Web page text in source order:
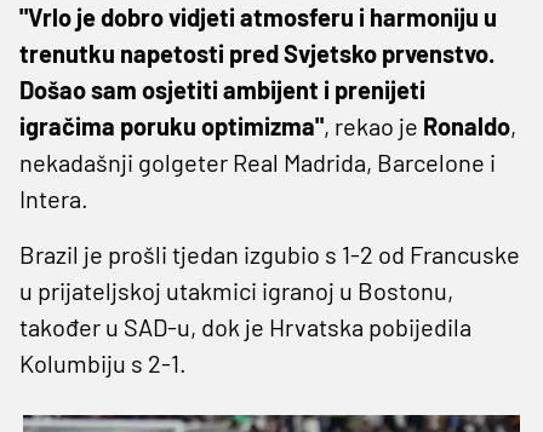
"Vrlo je dobro vidjeti atmosferu i harmoniju u
trenutku napetosti pred Svjetsko prvenstvo.
Došao sam osjetiti ambijent i prenijeti
igračima poruku optimizma", rekao je Ronaldo,
nekadašnji golgeter Real Madrida, Barcelone i
Intera.
Brazil je prošli tjedan izgubio s 1-2 od Francuske
u prijateljskoj utakmici igranoj u Bostonu,
također u SAD-u, dok je Hrvatska pobijedila
Kolumbiju s 2-1.